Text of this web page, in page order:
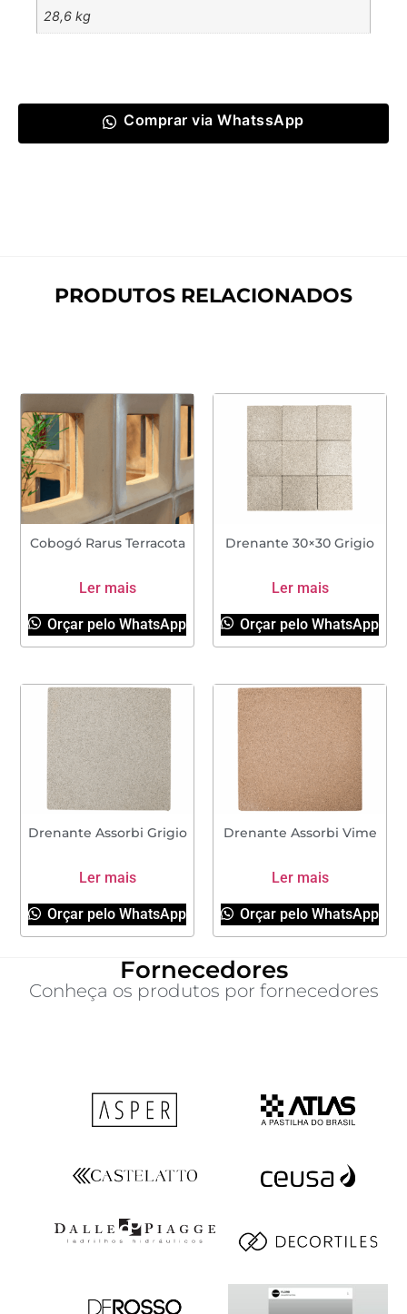
28,6 kg
Comprar via WhatssApp
PRODUTOS RELACIONADOS
Cobogó Rarus Terracota
Ler mais
Orçar pelo WhatsApp
Drenante 30×30 Grigio
Ler mais
Orçar pelo WhatsApp
Drenante Assorbi Grigio
Ler mais
Orçar pelo WhatsApp
Drenante Assorbi Vime
Ler mais
Orçar pelo WhatsApp
Fornecedores
Conheça os produtos por fornecedores